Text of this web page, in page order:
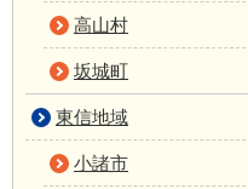
高山村
坂城町
東信地域
小諸市